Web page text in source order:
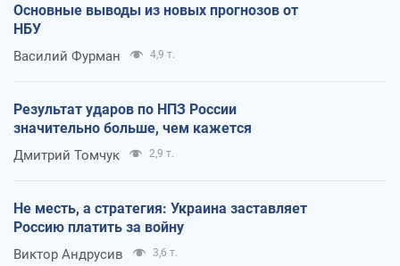
Основные выводы из новых прогнозов от
НБУ
Василий Фурман 4,9 т.
Результат ударов по НПЗ России
значительно больше, чем кажется
Дмитрий Томчук 2,9 т.
Не месть, а стратегия: Украина заставляет
Россию платить за войну
Виктор Андрусив 3,6 т.